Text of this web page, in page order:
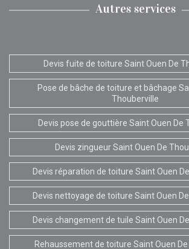
Autres services
Devis fuite de toiture Saint Ouen De
Pose de bâche de toiture et bâchage
Thouberville
Devis pose de gouttière Saint Ouen De
Devis zingueur Saint Ouen De
Devis réparation de toiture Saint Ouen
Devis nettoyage de toiture Saint Ouen
Devis changement de tuile Saint Ouen
Rehaussement de toiture Saint Ouen